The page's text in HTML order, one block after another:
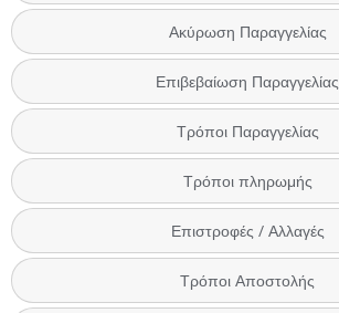
Ακύρωση Παραγγελίας
Επιβεβαίωση Παραγγελίας
Τρόποι Παραγγελίας
Τρόποι πληρωμής
Επιστροφές / Αλλαγές
Τρόποι Αποστολής